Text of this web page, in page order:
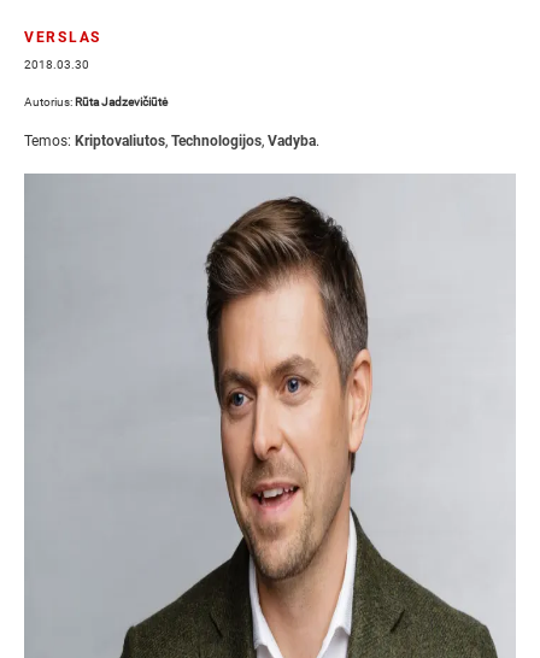
VERSLAS
2018.03.30
Autorius: Rūta Jadzevičiūtė
Temos: Kriptovaliutos, Technologijos, Vadyba.